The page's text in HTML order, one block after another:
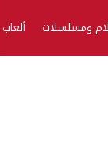
ومسلسلات ألعاب